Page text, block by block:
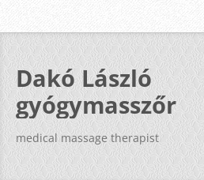
Dakó László
gyógymasszőr
medical massage therapist